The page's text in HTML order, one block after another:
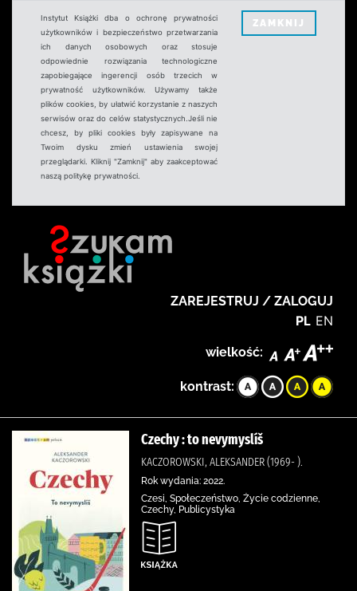
Instytut Książki dba o ochronę prywatności
użytkowników i bezpieczeństwo przetwarzania
ich danych osobowych oraz stosuje
odpowiednie rozwiązania technologiczne
zapobiegające ingerencji osób trzecich w
prywatność użytkowników. Używamy także
plików cookies, by ułatwić korzystanie z naszych
serwisów oraz do celów statystycznych.Jeśli nie
chcesz, by pliki cookies były zapisywane na
Twoim dysku zmień ustawienia swojej
przeglądarki. Kliknij "Zamknij" aby zaakceptować
naszą politykę prywatności.
ZAMKNIJ
ZAREJESTRUJ / ZALOGUJ
PL EN
wielkość:
kontrast:
Czechy : to nevymyslíš
KACZOROWSKI, ALEKSANDER (1969- ).
Rok wydania: 2022.
Czesi, Społeczeństwo, Życie codzienne,
Czechy, Publicystyka